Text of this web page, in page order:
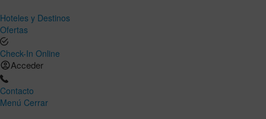
Hoteles y Destinos
Ofertas
Check-In Online
Acceder
Contacto
Menú Cerrar